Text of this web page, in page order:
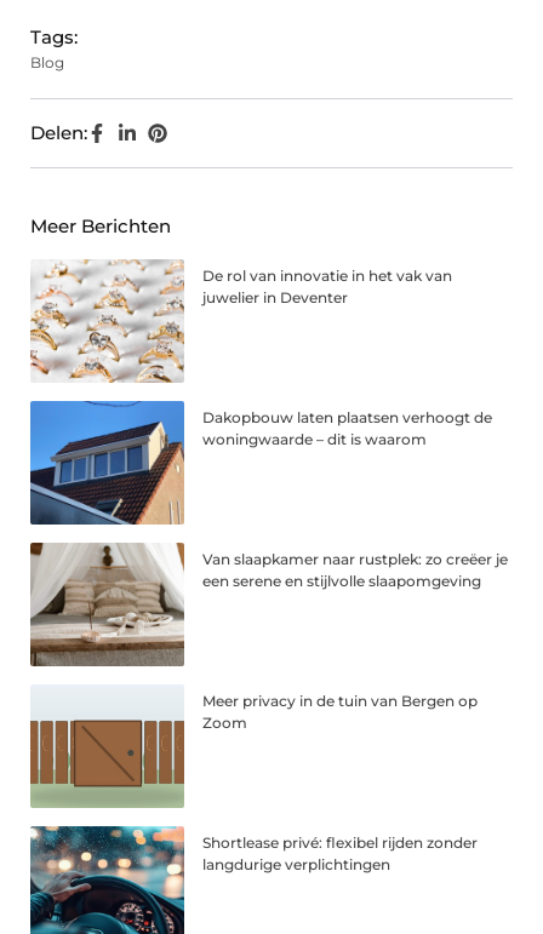
Tags:
Blog
Delen:
Meer Berichten
De rol van innovatie in het vak van
juwelier in Deventer
Dakopbouw laten plaatsen verhoogt de
woningwaarde – dit is waarom
Van slaapkamer naar rustplek: zo creëer je
een serene en stijlvolle slaapomgeving
Meer privacy in de tuin van Bergen op
Zoom
Shortlease privé: flexibel rijden zonder
langdurige verplichtingen